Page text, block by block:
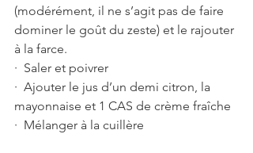
(modérément, il ne s’agit pas de faire
dominer le goût du zeste) et le rajouter
à la farce.
·  Saler et poivrer
·  Ajouter le jus d’un demi citron, la
mayonnaise et 1 CAS de crème fraîche
·  Mélanger à la cuillère